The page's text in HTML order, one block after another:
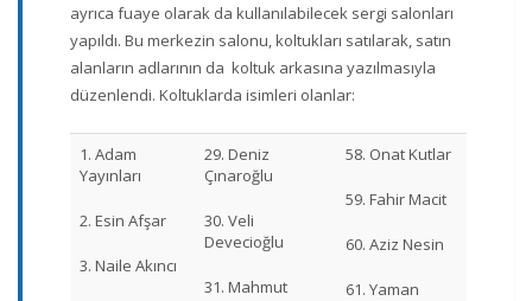
ayrıca fuaye olarak da kullanılabilecek sergi salonları
yapıldı. Bu merkezin salonu, koltukları satılarak, satın
alanların adlarının da koltuk arkasına yazılmasıyla
düzenlendi. Koltuklarda isimleri olanlar:
1. Adam
Yayınları
2. Esin Afşar
3. Naile Akıncı
29. Deniz
Çınaroğlu
30. Veli
Devecioğlu
31. Mahmut
58. Onat Kutlar
59. Fahir Macit
60. Aziz Nesin
61. Yaman